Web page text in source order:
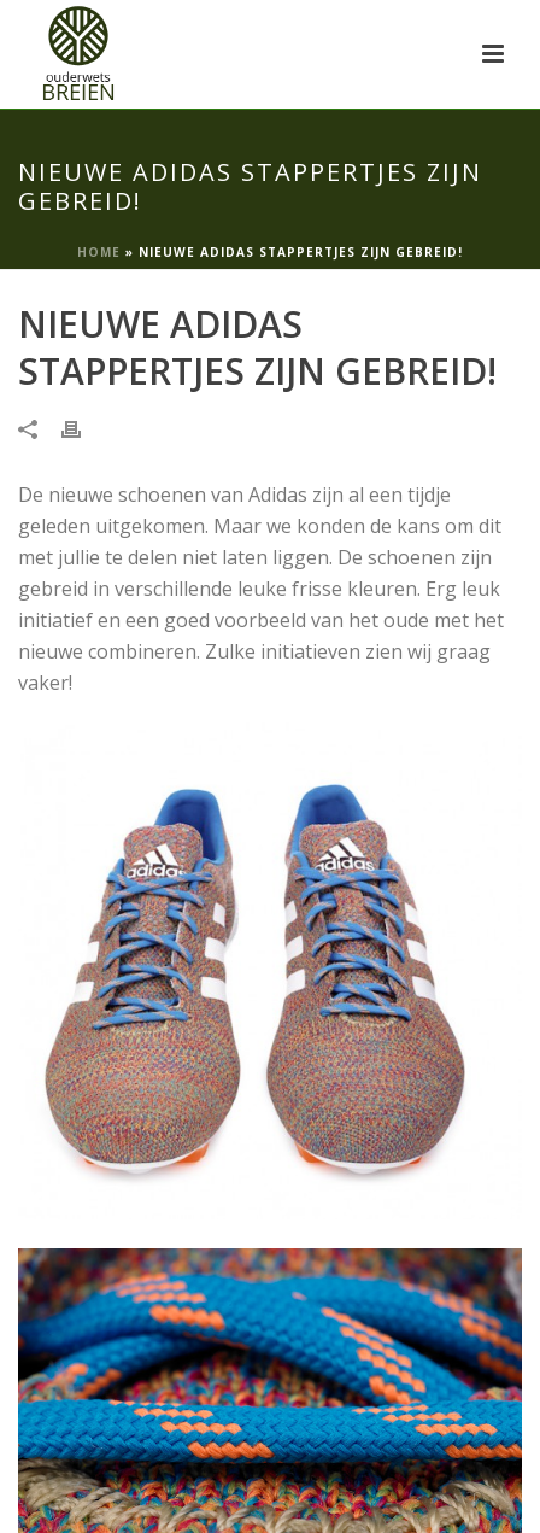
NIEUWE ADIDAS STAPPERTJES ZIJN
GEBREID!
HOME » NIEUWE ADIDAS STAPPERTJES ZIJN GEBREID!
NIEUWE ADIDAS
STAPPERTJES ZIJN GEBREID!
De nieuwe schoenen van Adidas zijn al een tijdje
geleden uitgekomen. Maar we konden de kans om dit
met jullie te delen niet laten liggen. De schoenen zijn
gebreid in verschillende leuke frisse kleuren. Erg leuk
initiatief en een goed voorbeeld van het oude met het
nieuwe combineren. Zulke initiatieven zien wij graag
vaker!